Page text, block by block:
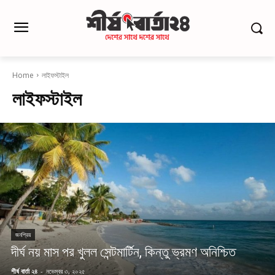
Home লাইফস্টাইল
লাইফস্টাইল
জনপ্রিয়
দীর্ঘ নয় মাস পর খুলল সেন্টমার্টিন, কিন্তু ভ্রমণ অনিশ্চিত
শীর্ষ বার্তা ২৪ - নভেম্বর ৩, ২০২৫